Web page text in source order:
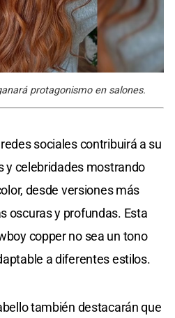
protagonismo en salones.
sociales contribuirá a su
y celebridades mostrando
desde versiones más
oscuras y profundas. Esta
copper no sea un tono
a diferentes estilos.
también destacarán que